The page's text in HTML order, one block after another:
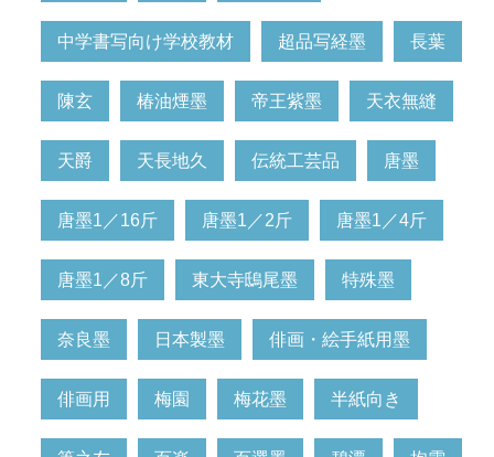
中学書写向け学校教材 超品写経墨 長葉
陳玄 椿油煙墨 帝王紫墨 天衣無縫
天爵 天長地久 伝統工芸品 唐墨
唐墨1／16斤 唐墨1／2斤 唐墨1／4斤
唐墨1／8斤 東大寺鴟尾墨 特殊墨
奈良墨 日本製墨 俳画・絵手紙用墨
俳画用 梅園 梅花墨 半紙向き